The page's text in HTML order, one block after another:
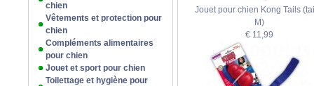
chien
Vêtements et protection pour
chien
Compléments alimentaires
pour chien
Jouet et sport pour chien
Toilettage et hygiène pour
Jouet pour chien Kong Tails
M)
€ 11,99